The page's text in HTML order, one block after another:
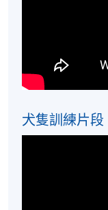
一位充滿愛心的
犬隻訓練片段